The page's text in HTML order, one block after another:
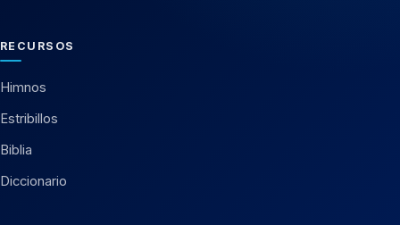
RECURSOS
Himnos
Estribillos
Biblia
Diccionario